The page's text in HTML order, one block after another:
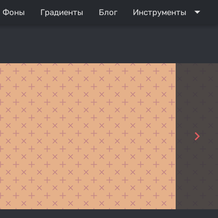
Фоны Градиенты Блог Инструменты arrow_drop_down
navigate_next